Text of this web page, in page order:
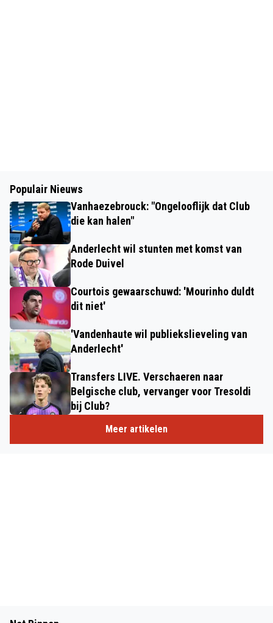
Populair Nieuws
Vanhaezebrouck: "Ongelooflijk dat Club
die kan halen"
Anderlecht wil stunten met komst van
Rode Duivel
Courtois gewaarschuwd: 'Mourinho duldt
dit niet'
'Vandenhaute wil publiekslieveling van
Anderlecht'
Transfers LIVE. Verschaeren naar
Belgische club, vervanger voor Tresoldi
bij Club?
Meer artikelen